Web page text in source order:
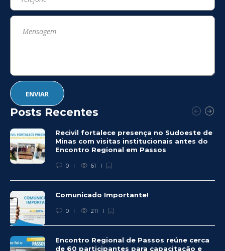
Posts Recentes
Recivil fortalece presença no Sudoeste de
Minas com visitas institucionais antes do
Encontro Regional em Passos
0 61
Comunicado Importante!
0 211
Encontro Regional de Passos reúne cerca
de 60 participantes para capacitação e